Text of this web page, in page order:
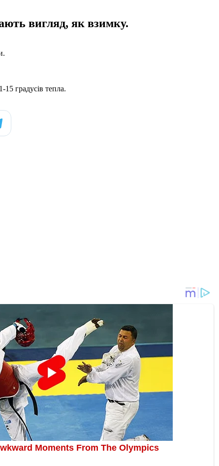
вигляд, як взимку.
градусів тепла.